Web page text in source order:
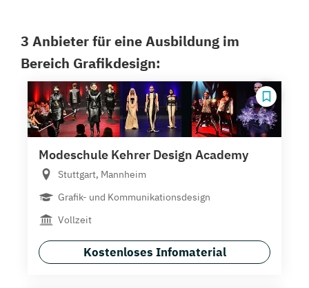
3 Anbieter für eine Ausbildung im
Bereich Grafikdesign:
Modeschule Kehrer Design Academy
Stuttgart, Mannheim
Grafik- und Kommunikationsdesign
Vollzeit
Kostenloses Infomaterial